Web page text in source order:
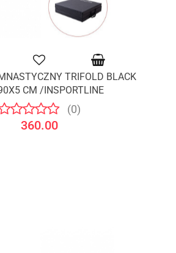
TRIFOLD BLACK
CM /INSPORTLINE
(0)
360.00